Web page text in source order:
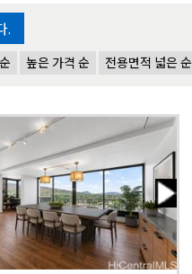
.
높은 가격 순 전용면적 넓은 순